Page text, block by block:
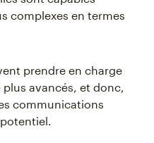
complexes en termes
prendre en charge
avancés, et donc,
communications